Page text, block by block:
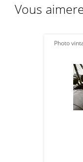
Vous
Photo